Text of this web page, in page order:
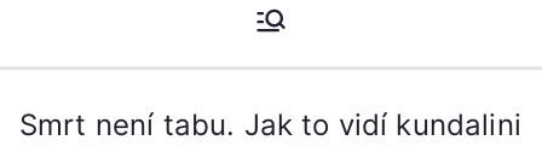
Smrt není tabu. Jak to vidí kundalini